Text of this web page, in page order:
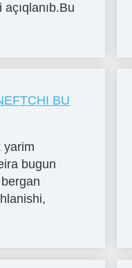
BU
yarim
bugun